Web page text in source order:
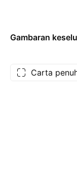
Gambaran
Carta